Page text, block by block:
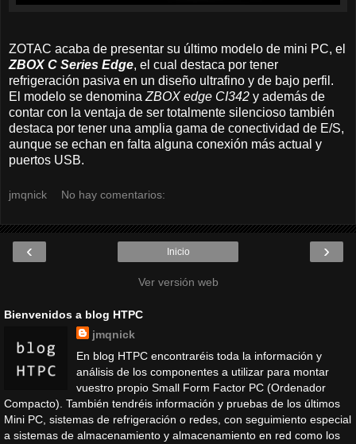
ZOTAC acaba de presentar su último modelo de mini PC, el
ZBOX C Series Edge, el cual destaca por tener
refrigeración pasiva en un diseño ultrafino y de bajo perfil.
El modelo se denomina ZBOX edge CI342 y además de
contar con la ventaja de ser totalmente silencioso también
destaca por tener una amplia gama de conectividad de E/S,
aunque se echan en falta alguna conexión más actual y
puertos USB.
jmqnick No hay comentarios:
‹ ›
Inicio
Ver versión web
Bienvenidos a blog HTPC
jmqnick
En blog HTPC encontraréis toda la información y
análisis de los componentes a utilizar para montar
vuestro propio Small Form Factor PC (Ordenador
Compacto). También tendréis información y pruebas de los últimos
Mini PC, sistemas de refrigeración o redes, con seguimiento especial
a sistemas de almacenamiento y almacenamiento en red como los